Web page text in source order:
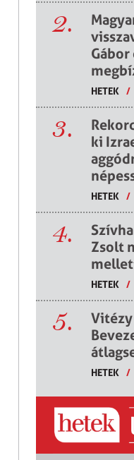
2.
Gábor
HETEK /
3.
ki
HETEK /
4.
Zsolt
HETEK /
5.
HETEK /